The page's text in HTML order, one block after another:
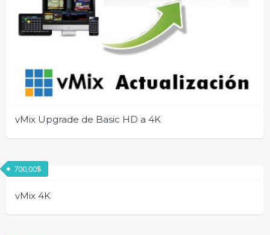
vMix Upgrade de Basic HD a 4K
vMix 4K
700,00$